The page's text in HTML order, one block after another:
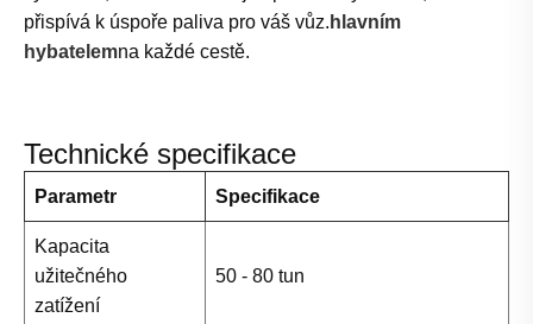
přispívá k úspoře paliva pro váš vůz. hlavním
hybatelemna každé cestě.
Technické specifikace
Parametr Specifikace
Kapacita
užitečného
zatížení
50 - 80 tun